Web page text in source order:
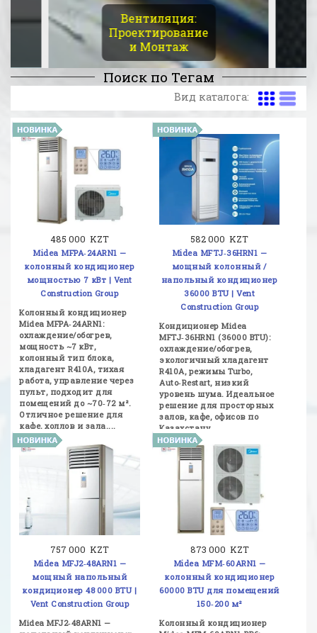
Вентиляция:
Проектирование
и Монтаж
Поиск по Тегам
Вид каталога:
485 000 KZT
Midea MFPA‑24ARN1 —
колонный кондиционер
мощностью 7 кВт | Vent
Construction Group
Колонный кондиционер
Midea MFPA‑24ARN1:
охлаждение/обогрев,
мощность ~7 кВт,
колонный тип блока,
хладагент R410A, тихая
работа, управление через
пульт, подходит для
помещений до ~70‑72 м².
Отличное решение для
кафе, холлов и зала....
582 000 KZT
Midea MFTJ‑36HRN1 —
мощный колонный /
напольный кондиционер
36000 BTU | Vent
Construction Group
Кондиционер Midea
MFTJ‑36HRN1 (36000 BTU):
охлаждение/обогрев,
экологичный хладагент
R410A, режимы Turbo,
Auto‑Restart, низкий
уровень шума. Идеальное
решение для просторных
залов, кафе, офисов по
Казахстану....
757 000 KZT
Midea MFJ2‑48ARN1 —
мощный напольный
кондиционер 48 000 BTU |
Vent Construction Group
Midea MFJ2‑48ARN1 —
873 000 KZT
Midea MFM‑60ARN1 —
колонный кондиционер
60000 BTU для помещений
150‑200 м²
Колонный кондиционер